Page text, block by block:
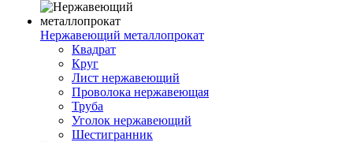
Нержавеющий металлопрокат
Квадрат
Круг
Лист нержавеющий
Проволока нержавеющая
Труба
Уголок нержавеющий
Шестигранник